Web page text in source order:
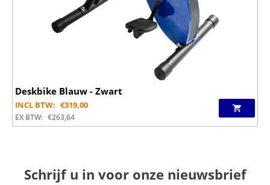
Deskbike Blauw - Zwart
INCL BTW: €319,00
EX BTW: €263,64
Schrijf u in voor onze nieuwsbrief